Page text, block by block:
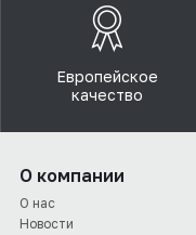
Европейское
качество
О компании
О нас
Новости